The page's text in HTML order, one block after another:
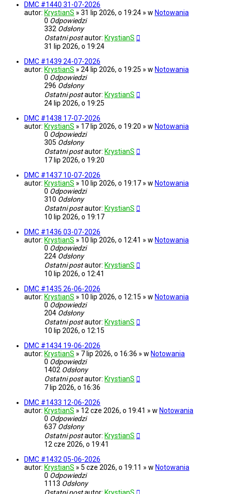
DMC #1440 31-07-2026
autor: KrystianS » 31 lip 2026, o 19:24 » w Notowania
0 Odpowiedzi
332 Odsłony
Ostatni postautor: KrystianS
31 lip 2026, o 19:24
DMC #1439 24-07-2026
autor: KrystianS » 24 lip 2026, o 19:25 » w Notowania
0 Odpowiedzi
296 Odsłony
Ostatni postautor: KrystianS
24 lip 2026, o 19:25
DMC #1438 17-07-2026
autor: KrystianS » 17 lip 2026, o 19:20 » w Notowania
0 Odpowiedzi
305 Odsłony
Ostatni postautor: KrystianS
17 lip 2026, o 19:20
DMC #1437 10-07-2026
autor: KrystianS » 10 lip 2026, o 19:17 » w Notowania
0 Odpowiedzi
310 Odsłony
Ostatni postautor: KrystianS
10 lip 2026, o 19:17
DMC #1436 03-07-2026
autor: KrystianS » 10 lip 2026, o 12:41 » w Notowania
0 Odpowiedzi
224 Odsłony
Ostatni postautor: KrystianS
10 lip 2026, o 12:41
DMC #1435 26-06-2026
autor: KrystianS » 10 lip 2026, o 12:15 » w Notowania
0 Odpowiedzi
204 Odsłony
Ostatni postautor: KrystianS
10 lip 2026, o 12:15
DMC #1434 19-06-2026
autor: KrystianS » 7 lip 2026, o 16:36 » w Notowania
0 Odpowiedzi
1402 Odsłony
Ostatni postautor: KrystianS
7 lip 2026, o 16:36
DMC #1433 12-06-2026
autor: KrystianS » 12 cze 2026, o 19:41 » w Notowania
0 Odpowiedzi
637 Odsłony
Ostatni postautor: KrystianS
12 cze 2026, o 19:41
DMC #1432 05-06-2026
autor: KrystianS » 5 cze 2026, o 19:11 » w Notowania
0 Odpowiedzi
1113 Odsłony